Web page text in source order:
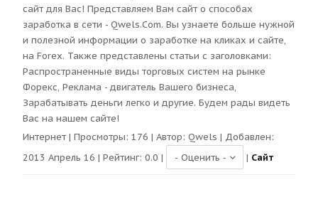
сайт для Вас! Представляем Вам сайт о способах
заработка в сети - Qwels.Com. Вы узнаете больше нужной
и полезной информации о заработке на кликах и сайте,
на Forex. Также представлены статьи с заголовками:
Распространенные виды торговых систем на рынке
Форекс, Реклама - двигатель Вашего бизнеса,
Зарабатывать деньги легко и другие. Будем рады видеть
Вас на нашем сайте!
Интернет | Просмотры: 176 | Автор: Qwels | Добавлен:
2013 Апрель 16 | Рейтинг: 0.0 | | Сайт